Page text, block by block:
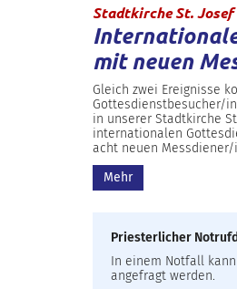
Stadtkirche St.
mit neuen
Gleich zwei Ereignisse
Gottesdienstbesucher/
in unserer Stadtkirche
internationalen
acht neuen Messdiener/
Mehr
Priesterlicher
In einem Notfall
angefragt werden.